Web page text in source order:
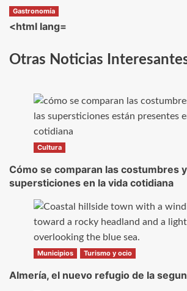
Gastronomía
<html lang=
Otras Noticias
Cultura
Cómo se comparan las costumbres
supersticiones en la vida cotidiana
Municipios Turismo y ocio
Almería, el nuevo refugio de la